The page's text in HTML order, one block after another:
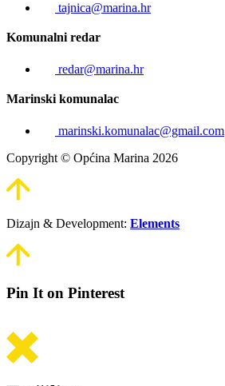
tajnica@marina.hr
Komunalni redar
redar@marina.hr
Marinski komunalac
marinski.komunalac@gmail.com
Copyright © Općina Marina 2026
Dizajn & Development: Elements
Pin It on Pinterest